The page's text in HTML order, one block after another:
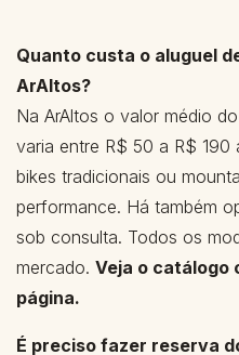
Quanto custa o aluguel
ArAltos?
Na ArAltos o valor médio
varia entre R$ 50 a R$ 190
bikes tradicionais ou
performance. Há também
sob consulta. Todos os
mercado. Veja o catálogo
página.
É preciso fazer reserva